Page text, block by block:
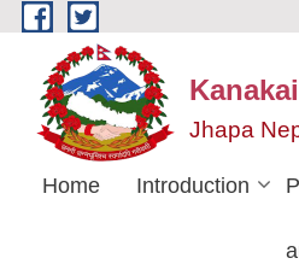
Skip to main content
Jhapa
Home Introduction